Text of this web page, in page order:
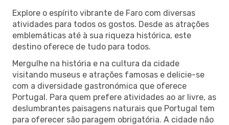
Explore o espírito vibrante de Faro com diversas
atividades para todos os gostos. Desde as atrações
emblemáticas até à sua riqueza histórica, este
destino oferece de tudo para todos.
Mergulhe na história e na cultura da cidade
visitando museus e atrações famosas e delicie-se
com a diversidade gastronómica que oferece
Portugal. Para quem prefere atividades ao ar livre, as
deslumbrantes paisagens naturais que Portugal tem
para oferecer são paragem obrigatória. A cidade não